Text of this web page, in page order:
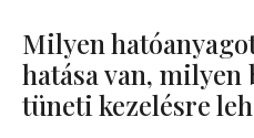
Milyen
hatása van, milyen
tüneti kezelésre